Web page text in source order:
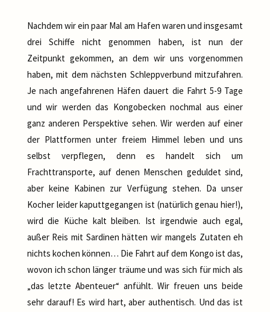
Nachdem wir ein paar Mal am Hafen waren und insgesamt
drei Schiffe nicht genommen haben, ist nun der
Zeitpunkt gekommen, an dem wir uns vorgenommen
haben, mit dem nächsten Schleppverbund mitzufahren.
Je nach angefahrenen Häfen dauert die Fahrt 5-9 Tage
und wir werden das Kongobecken nochmal aus einer
ganz anderen Perspektive sehen. Wir werden auf einer
der Plattformen unter freiem Himmel leben und uns
selbst verpflegen, denn es handelt sich um
Frachttransporte, auf denen Menschen geduldet sind,
aber keine Kabinen zur Verfügung stehen. Da unser
Kocher leider kaputtgegangen ist (natürlich genau hier!),
wird die Küche kalt bleiben. Ist irgendwie auch egal,
außer Reis mit Sardinen hätten wir mangels Zutaten eh
nichts kochen können… Die Fahrt auf dem Kongo ist das,
wovon ich schon länger träume und was sich für mich als
„das letzte Abenteuer“ anfühlt. Wir freuen uns beide
sehr darauf! Es wird hart, aber authentisch. Und das ist